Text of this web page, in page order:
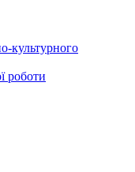
культурного
роботи